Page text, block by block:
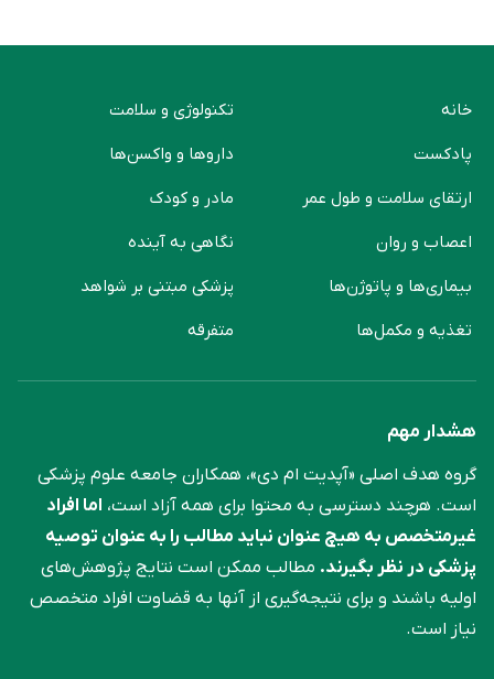
خانه
پادکست
ارتقای سلامت و طول عمر
اعصاب و روان
بیماری‌ها و پاتوژن‌ها
تغذیه و مکمل‌ها
تکنولوژی و سلامت
دارو‌ها و واکسن‌ها
مادر و کودک
نگاهی به آینده
پزشکی مبتنی بر شواهد
متفرقه
هشدار مهم
گروه هدف اصلی «آپدیت ام دی»، همکاران جامعه علوم ‌پزشکی
است. هرچند دسترسی به محتوا برای همه آزاد است، اما افراد
غیرمتخصص به هیچ عنوان نباید مطالب را به عنوان توصیه
پزشکی در نظر بگیرند. مطالب ممکن است نتایج پژوهش‌های
اولیه باشند و برای نتیجه‌گیری از آنها به قضاوت افراد متخصص
نیاز است.